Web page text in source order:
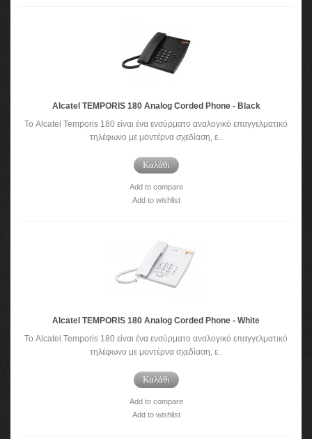
Alcatel TEMPORIS 180 Analog Corded Phone - Black
Το Alcatel Temporis 180 είναι ένα ενσύρματο αναλογικό επαγγελματικό
τηλέφωνο με μοντέρνα σχεδίαση, ε..
Καλάθι
Add to compare
Add to wishlist
Alcatel TEMPORIS 180 Analog Corded Phone - White
Το Alcatel Temporis 180 είναι ένα ενσύρματο αναλογικό επαγγελματικό
τηλέφωνο με μοντέρνα σχεδίαση, ε..
Καλάθι
Add to compare
Add to wishlist